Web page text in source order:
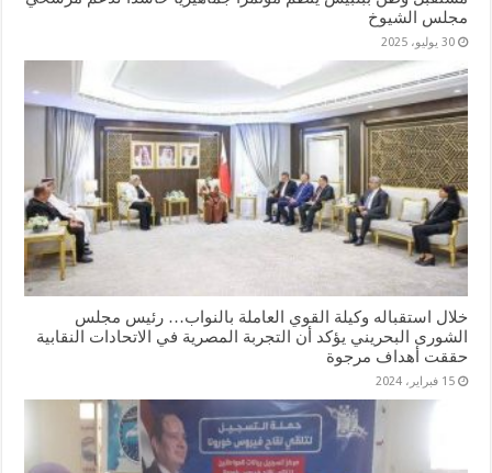
مجلس الشيوخ
30 يوليو، 2025
خلال استقباله وكيلة القوي العاملة بالنواب… رئيس مجلس
الشورى البحريني يؤكد أن التجربة المصرية في الاتحادات النقابية
حققت أهداف مرجوة
15 فبراير، 2024